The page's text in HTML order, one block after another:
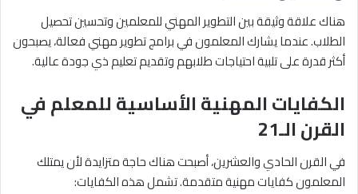
هناك علاقة وثيقة بين التطوير المهني للمعلمين وتحسين تحصيل
الطلاب. عندما يشارك المعلمون في برامج تطوير مهني فعالة، يصبحون
أكثر قدرة على تلبية احتياجات طلابهم وتقديم تعليم ذي جودة عالية.
الكفايات المهنية الأساسية للمعلم في
القرن الـ21
في القرن الحادي والعشرين، أصبحت هناك حاجة متزايدة لأن يمتلك
المعلمون كفايات مهنية متقدمة. تشمل هذه الكفايات: